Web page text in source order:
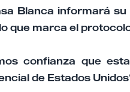
Blanca informará
que marca el
confianza que
de Estados